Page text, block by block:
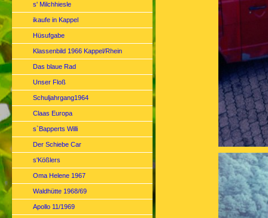
s' Milchhiesle
ikaufe in Kappel
Hüsufgabe
Klassenbild 1966 Kappel/Rhein
Das blaue Rad
Unser Floß
Schuljahrgang1964
Claas Europa
s`Bapperts Willi
Der Schiebe Car
s'Kößlers
Oma Helene 1967
Waldhütte 1968/69
Apollo 11/1969